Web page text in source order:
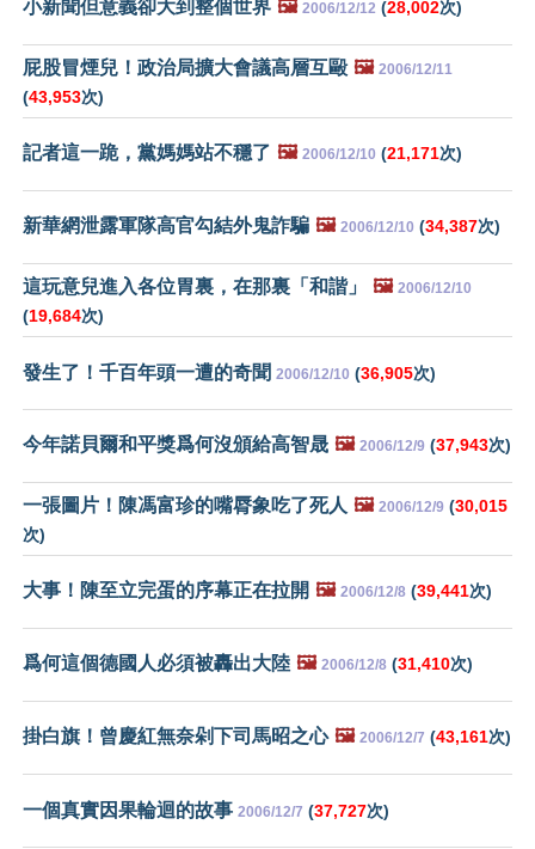
小新聞但意義卻大到整個世界 🖼️ 2006/12/12 (28,002次)
屁股冒煙兒！政治局擴大會議高層互毆 🖼️ 2006/12/11
(43,953次)
記者這一跪，黨媽媽站不穩了 🖼️ 2006/12/10 (21,171次)
新華網泄露軍隊高官勾結外鬼詐騙 🖼️ 2006/12/10 (34,387次)
這玩意兒進入各位胃裏，在那裏「和諧」 🖼️ 2006/12/10
(19,684次)
發生了！千百年頭一遭的奇聞 2006/12/10 (36,905次)
今年諾貝爾和平獎爲何沒頒給高智晟 🖼️ 2006/12/9 (37,943次)
一張圖片！陳馮富珍的嘴脣象吃了死人 🖼️ 2006/12/9 (30,015
次)
大事！陳至立完蛋的序幕正在拉開 🖼️ 2006/12/8 (39,441次)
爲何這個德國人必須被轟出大陸 🖼️ 2006/12/8 (31,410次)
掛白旗！曾慶紅無奈剁下司馬昭之心 🖼️ 2006/12/7 (43,161次)
一個真實因果輪迴的故事 2006/12/7 (37,727次)